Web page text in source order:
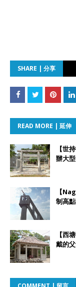
SHARE | 分享
READ MORE | 延伸
【世
辦大
【
制高
【西
戴的